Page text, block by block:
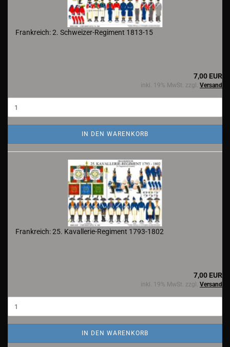
Frankreich: 2. Schweizer-Regiment 1813-15
7,00 EUR
inkl. 19% MwSt. zzgl. Versand
IN DEN WARENKORB
Frankreich: 25. Kavallerie-Regiment 1793-1802
7,00 EUR
inkl. 19% MwSt. zzgl. Versand
IN DEN WARENKORB